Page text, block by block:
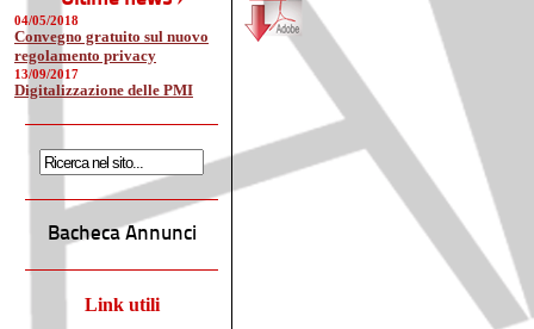
04/05/2018
Convegno gratuito sul nuovo
regolamento privacy
13/09/2017
Digitalizzazione delle PMI
Bacheca Annunci
Link utili